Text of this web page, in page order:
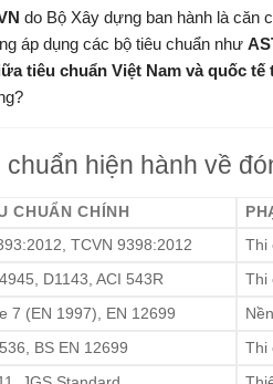
do Bộ Xây dựng ban hành là căn
áp dụng các bộ tiêu chuẩn như
tiêu chuẩn Việt Nam và quốc
hiện hành về
CHUẨN CHÍNH
TCVN 9398:2012 Thi
D1143, ACI 543R Thi
7 (EN 1997), EN 12699
BS EN 12699 Thi